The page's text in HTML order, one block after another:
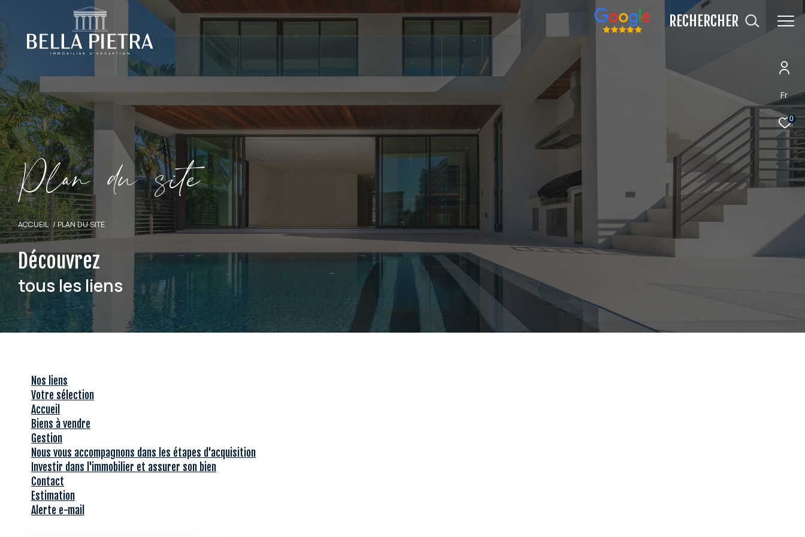
Fr
0
RECHERCHER
Pla du sie
ACCUEIL PLAN DU SITE
Découvrez
tous les liens
Nos liens
Votre sélection
Accueil
Biens à vendre
Gestion
Nous vous accompagnons dans les étapes d'acquisition
Investir dans l'immobilier et assurer son bien
Contact
Estimation
Alerte e-mail